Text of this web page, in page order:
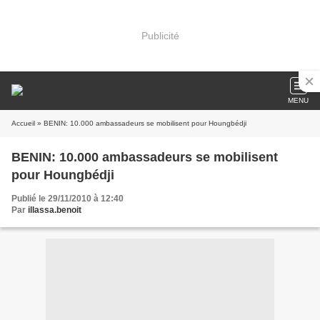
Publicité
MENU
Accueil » BENIN: 10.000 ambassadeurs se mobilisent pour Houngbédji
BENIN: 10.000 ambassadeurs se mobilisent
pour Houngbédji
Publié le 29/11/2010 à 12:40
Par illassa.benoit